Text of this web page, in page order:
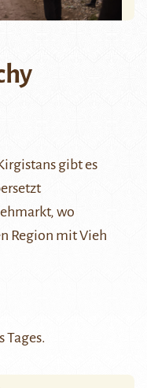
gibt es
wo
Region mit Vieh
Tages.